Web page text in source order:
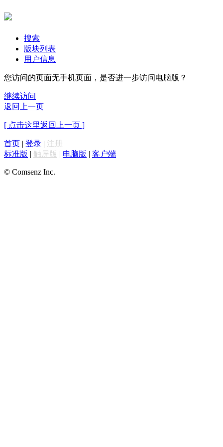
搜索
版块列表
用户信息
您访问的页面无手机页面，是否进一步访问电脑版？
继续访问
返回上一页
[ 点击这里返回上一页 ]
首页 | 登录 | 注册
标准版 | 触屏版 | 电脑版 | 客户端
© Comsenz Inc.